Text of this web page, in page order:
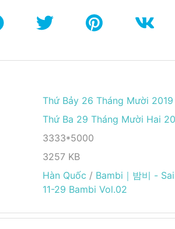
Thứ Bảy 26 Tháng Mười 2019
Thứ Ba 29 Tháng Mười Hai
3333*5000
3257 KB
Hàn Quốc / Bambi｜밤비 -
11-29 Bambi Vol.02